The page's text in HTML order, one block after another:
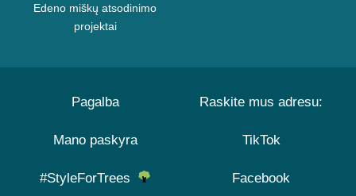
Edeno miškų atsodinimo
projektai
Pagalba
Mano paskyra
#StyleForTrees
Raskite mus adresu:
TikTok
Facebook